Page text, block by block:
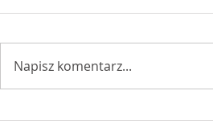
Napisz komentarz...